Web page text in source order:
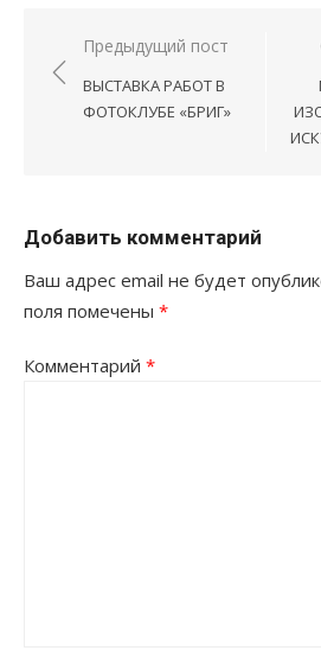
Навигация
по
записям
Предыдущий пост
ВЫСТАВКА РАБОТ В
ФОТОКЛУБЕ «БРИГ»
Добавить комментарий
Ваш адрес email не будет
поля помечены *
Комментарий *